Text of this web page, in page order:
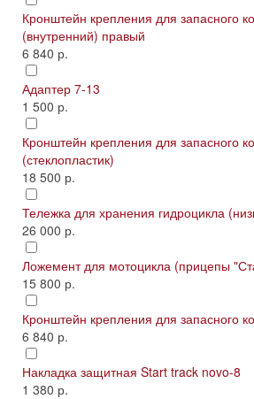
Кронштейн крепления для запасного
(внутренний) правый
6 840 р.
Адаптер 7-13
1 500 р.
Кронштейн крепления для запасного
(стеклопластик)
18 500 р.
Тележка для хранения гидроцикла
26 000 р.
Ложемент для мотоцикла (прицепы
15 800 р.
Кронштейн крепления для запасного
6 840 р.
Накладка защитная Start track novo-8
1 380 р.